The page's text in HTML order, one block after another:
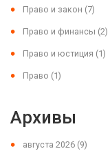
Право и закон (7)
Право и финансы (2)
Право и юстиция (1)
Право (1)
Архивы
августа 2026 (9)